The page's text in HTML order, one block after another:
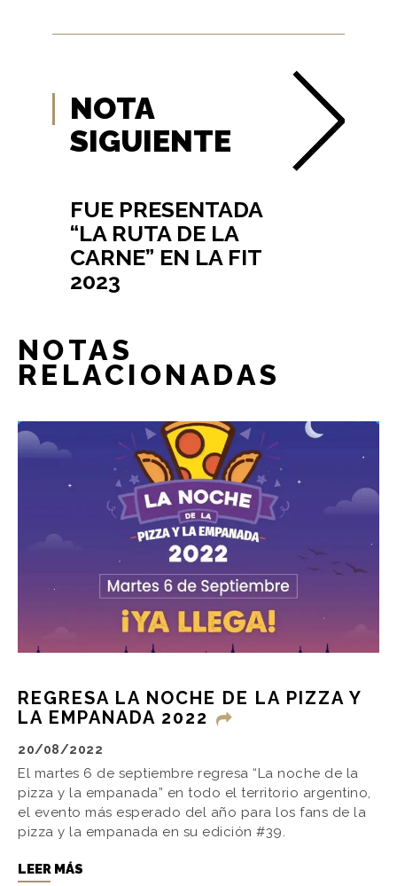
NOTA
SIGUIENTE
FUE PRESENTADA
“LA RUTA DE LA
CARNE” EN LA FIT
2023
NOTAS
RELACIONADAS
REGRESA LA NOCHE DE LA PIZZA Y
LA EMPANADA 2022
20/08/2022
El martes 6 de septiembre regresa “La noche de la
pizza y la empanada” en todo el territorio argentino,
el evento más esperado del año para los fans de la
pizza y la empanada en su edición #39.
LEER MÁS